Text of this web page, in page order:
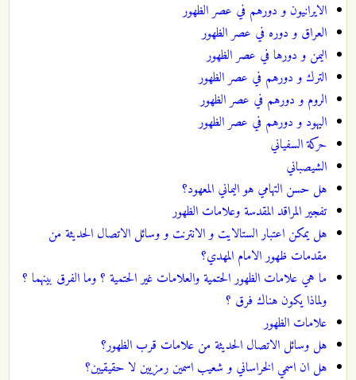
الايرانيون و دورهم في عصر الظهور
العراق و دوره في عصر الظهور
اليمن و دورها في عصر الظهور
الترك و دورهم في عصر الظهور
الروم و دورهم في عصر الظهور
اليهود و دورهم في عصر الظهور
حركة السفياني
الشيصباني
هل حسن التهامي هو اليماني المعهود؟
تفجير المراقد المقدسة وعلامات الظهور
هل يمكن اعتبار الستالايت و الانترنت و وسائل الاتصال الحديثة من
مقدمات ظهور الامام المهدي؟
ما هي علامات الظهور الحتمية والعلامات غير الحتمية ؟ وما الفرق بينهما ؟
ولماذا يكون هناك فرق ؟
علامات الظهور
هل وسائل الاتصال الحديثة من علامات قرب الظهور؟
هل ان اسمي الخراساني و شعيب اسمين رمزيين لا حقيقيين؟